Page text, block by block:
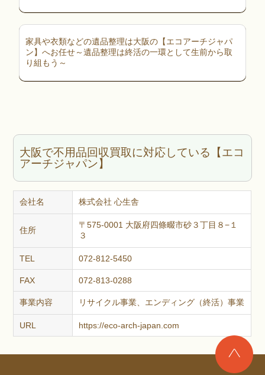
家具や衣類などの遺品整理は大阪の【エコアーチジャパ
ン】へお任せ～遺品整理は終活の一環として生前から取
り組もう～
大阪で不用品回収買取に対応している【エコ
アーチジャパン】
会社名 株式会社 心生舎
住所
〒575-0001 大阪府四條畷市砂３丁目８−１
３
TEL 072-812-5450
FAX 072-813-0288
事業内容 リサイクル事業、エンディング（終活）事業
URL https://eco-arch-japan.com